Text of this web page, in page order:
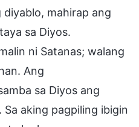
mahirap ang
sa Diyos.
ni Satanas; walang
Ang
sa Diyos ang
aking pagpiling ibigin